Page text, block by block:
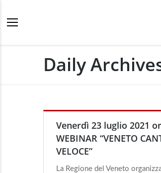
Daily
Venerdì 23 luglio 2021
WEBINAR “VENETO
VELOCE”
La Regione del Veneto